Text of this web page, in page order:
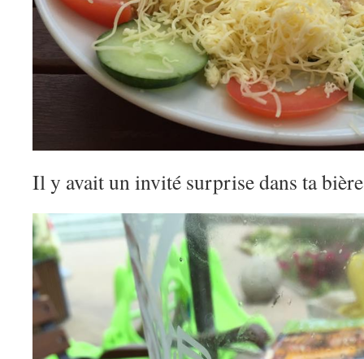
Il y avait un invité surprise dans ta bière